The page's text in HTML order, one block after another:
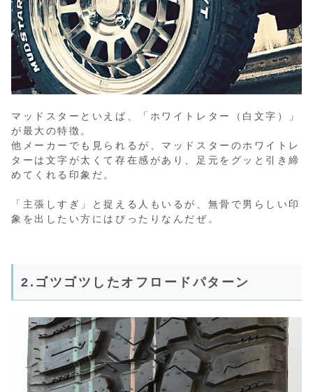
マッドスターといえば、「ホワイトレター（白文字）」
が最大の特徴。
他メーカーでも見られるが、マッドスターのホワイトレ
ターは文字が太くて存在感があり、足元をグッと引き締
めてくれる印象だ。
「主張しすぎ」と捉える人もいるが、無骨で男らしい印
象を出したい方にはぴったりなんだぜ。
2.ゴツゴツしたオフロードパターン